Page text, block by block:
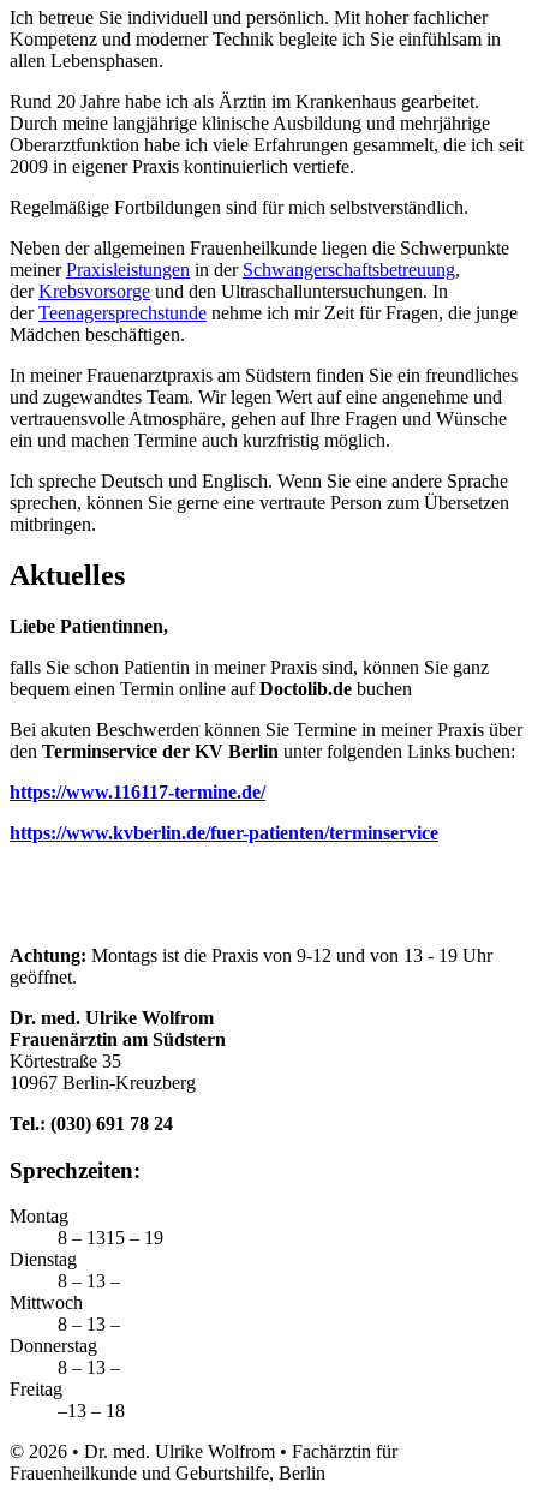
Ich betreue Sie individuell und persönlich. Mit hoher fachlicher
Kompetenz und moderner Technik begleite ich Sie einfühlsam in
allen Lebensphasen.
Rund 20 Jahre habe ich als Ärztin im Krankenhaus gearbeitet.
Durch meine langjährige klinische Ausbildung und mehrjährige
Oberarztfunktion habe ich viele Erfahrungen gesammelt, die ich seit
2009 in eigener Praxis kontinuierlich vertiefe.
Regelmäßige Fortbildungen sind für mich selbstverständlich.
Neben der allgemeinen Frauenheilkunde liegen die Schwerpunkte
meinerPraxisleistungen in der Schwangerschaftsbetreuung,
derKrebsvorsorge und den Ultraschalluntersuchungen. In
derTeenagersprechstunde nehme ich mir Zeit für Fragen, die junge
Mädchen beschäftigen.
In meiner Frauenarztpraxis am Südstern finden Sie ein freundliches
und zugewandtes Team. Wir legen Wert auf eine angenehme und
vertrauensvolle Atmosphäre, gehen auf Ihre Fragen und Wünsche
ein und machen Termine auch kurzfristig möglich.
Ich spreche Deutsch und Englisch. Wenn Sie eine andere Sprache
sprechen, können Sie gerne eine vertraute Person zum Übersetzen
mitbringen.
Aktuelles
Liebe Patientinnen,
falls Sie schon Patientin in meiner Praxis sind, können Sie ganz
bequem einen Termin online aufDoctolib.de buchen
Bei akuten Beschwerden können Sie Termine in meiner Praxis über
den Terminservice der KV Berlin unter folgenden Links buchen:
https://www.116117-termine.de/
https://www.kvberlin.de/fuer-patienten/terminservice
Achtung: Montags ist die Praxis von 9-12 und von 13 - 19 Uhr
geöffnet.
Dr. med. Ulrike Wolfrom
Frauenärztin am Südstern
Körtestraße 35
10967 Berlin-Kreuzberg
Tel.: (030) 691 78 24
Sprechzeiten:
Montag
8 – 1315 – 19
Dienstag
8 – 13 –
Mittwoch
8 – 13 –
Donnerstag
8 – 13 –
Freitag
–13 – 18
© 2026 • Dr. med. Ulrike Wolfrom • Fachärztin für
Frauenheilkunde und Geburtshilfe, Berlin